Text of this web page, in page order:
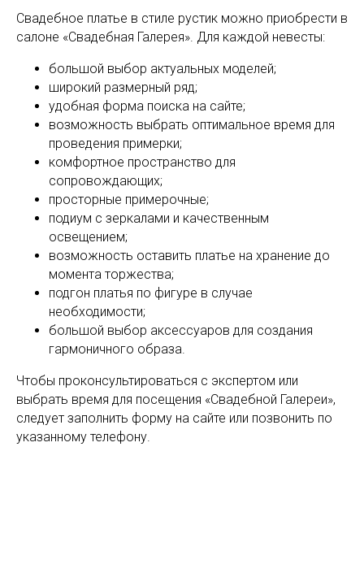
Свадебное платье в стиле рустик можно приобрести в
салоне «Свадебная Галерея». Для каждой невесты:
большой выбор актуальных моделей;
широкий размерный ряд;
удобная форма поиска на сайте;
возможность выбрать оптимальное время для
проведения примерки;
комфортное пространство для
сопровождающих;
просторные примерочные;
подиум с зеркалами и качественным
освещением;
возможность оставить платье на хранение до
момента торжества;
подгон платья по фигуре в случае
необходимости;
большой выбор аксессуаров для создания
гармоничного образа.
Чтобы проконсультироваться с экспертом или
выбрать время для посещения «Свадебной Галереи»,
следует заполнить форму на сайте или позвонить по
указанному телефону.